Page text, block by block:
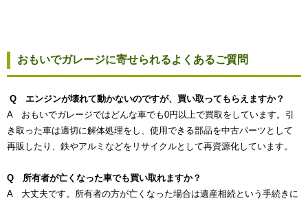
おもいでガレージに寄せられるよくあるご質問
Q エンジンが壊れて動かないのですが、買い取ってもらえますか？
A おもいでガレージではどんな車でも0円以上で買取をしています。引
き取った車は適切に解体処理をし、使用できる部品を中古パーツとして
再販したり、鉄やアルミなどをリサイクルとして再資源化しています。
Q 所有者が亡くなった車でも買い取れますか？
A 大丈夫です。所有者の方が亡くなった場合は遺産相続という手続きに